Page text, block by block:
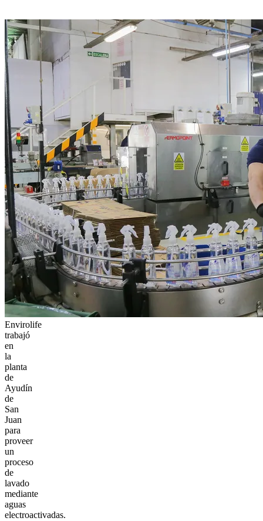
Envirolife
trabajó
en
la
planta
de
Ayudín
de
San
Juan
para
proveer
un
proceso
de
lavado
mediante
aguas
electroactivadas.